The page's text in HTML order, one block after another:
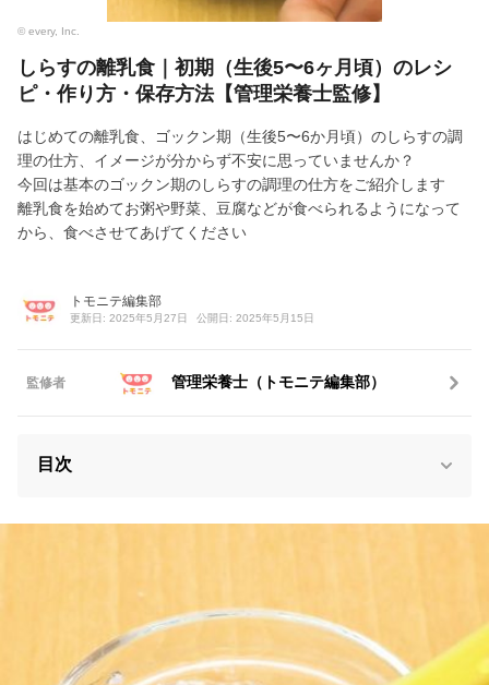
© every, Inc.
しらすの離乳食｜初期（生後5〜6ヶ月頃）のレシ
ピ・作り方・保存方法【管理栄養士監修】
はじめての離乳食、ゴックン期（生後5〜6か月頃）のしらすの調
理の仕方、イメージが分からず不安に思っていませんか？
今回は基本のゴックン期のしらすの調理の仕方をご紹介します
離乳食を始めてお粥や野菜、豆腐などが食べられるようになって
から、食べさせてあげてください
トモニテ編集部
更新日: 2025年5月27日 公開日: 2025年5月15日
監修者 管理栄養士（トモニテ編集部）
目次